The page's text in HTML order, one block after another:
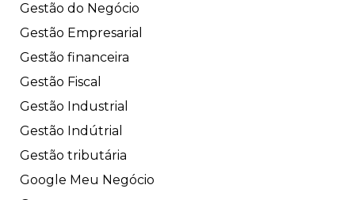
Gestão do Negócio
Gestão Empresarial
Gestão financeira
Gestão Fiscal
Gestão Industrial
Gestão Indútrial
Gestão tributária
Google Meu Negócio